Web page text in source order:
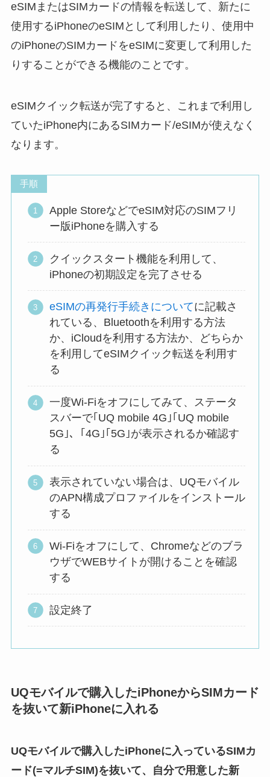
eSIMまたはSIMカードの情報を転送して、新たに
使用するiPhoneのeSIMとして利用したり、使用中
のiPhoneのSIMカードをeSIMに変更して利用した
りすることができる機能のことです。
eSIMクイック転送が完了すると、これまで利用し
ていたiPhone内にあるSIMカード/eSIMが使えなく
なります。
手順
Apple StoreなどでeSIM対応のSIMフリ
ー版iPhoneを購入する
クイックスタート機能を利用して、
iPhoneの初期設定を完了させる
eSIMの再発行手続きについてに記載さ
れている、Bluetoothを利用する方法
か、iCloudを利用する方法か、どちらか
を利用してeSIMクイック転送を利用す
る
一度Wi-Fiをオフにしてみて、ステータ
スバーで｢UQ mobile 4G｣｢UQ mobile
5G｣、｢4G｣｢5G｣が表示されるか確認す
る
表示されていない場合は、UQモバイル
のAPN構成プロファイルをインストール
する
Wi-Fiをオフにして、Chromeなどのブラ
ウザでWEBサイトが開けることを確認
する
設定終了
UQモバイルで購入したiPhoneからSIMカード
を抜いて新iPhoneに入れる
UQモバイルで購入したiPhoneに入っているSIMカ
ード(=マルチSIM)を抜いて、自分で用意した新